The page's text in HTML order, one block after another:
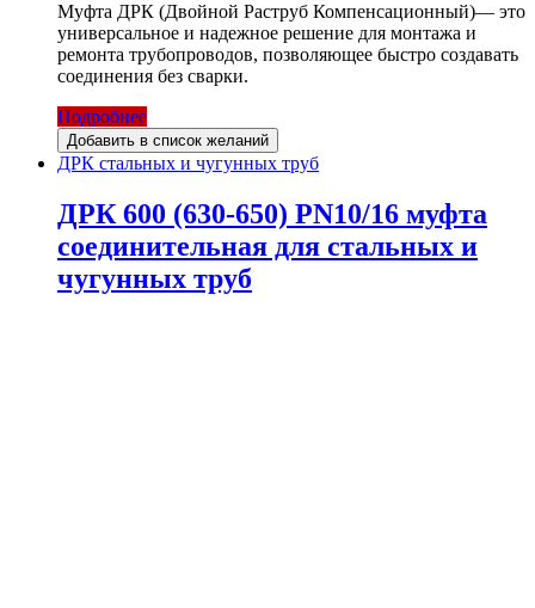
Муфта ДРК (Двойной Раструб Компенсационный)— это
универсальное и надежное решение для монтажа и
ремонта трубопроводов, позволяющее быстро создавать
соединения без сварки.
Подробнее
Добавить в список желаний
ДРК стальных и чугунных труб
ДРК 600 (630-650) PN10/16 муфта
соединительная для стальных и
чугунных труб